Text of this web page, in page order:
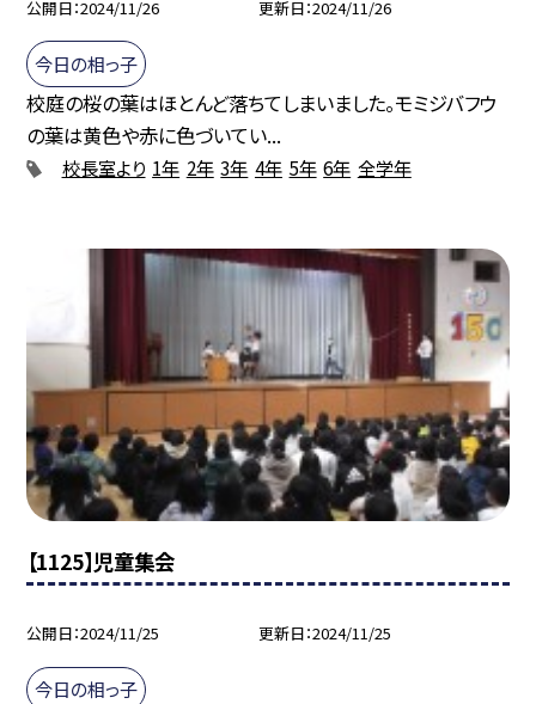
公開日 2024/11/26 更新日 2024/11/26
今日の相っ子
校庭の桜の葉はほとんど落ちてしまいました。モミジバフウ
の葉は黄色や赤に色づいてい...
校長室より 1年 2年 3年 4年 5年 6年 全学年
【1125】児童集会
公開日 2024/11/25 更新日 2024/11/25
今日の相っ子